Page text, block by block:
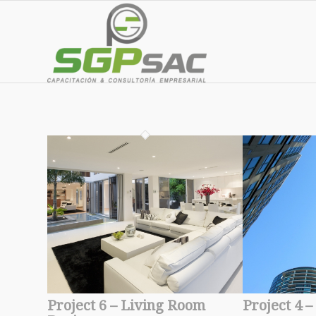
Project 6 – Living Room
Project 4